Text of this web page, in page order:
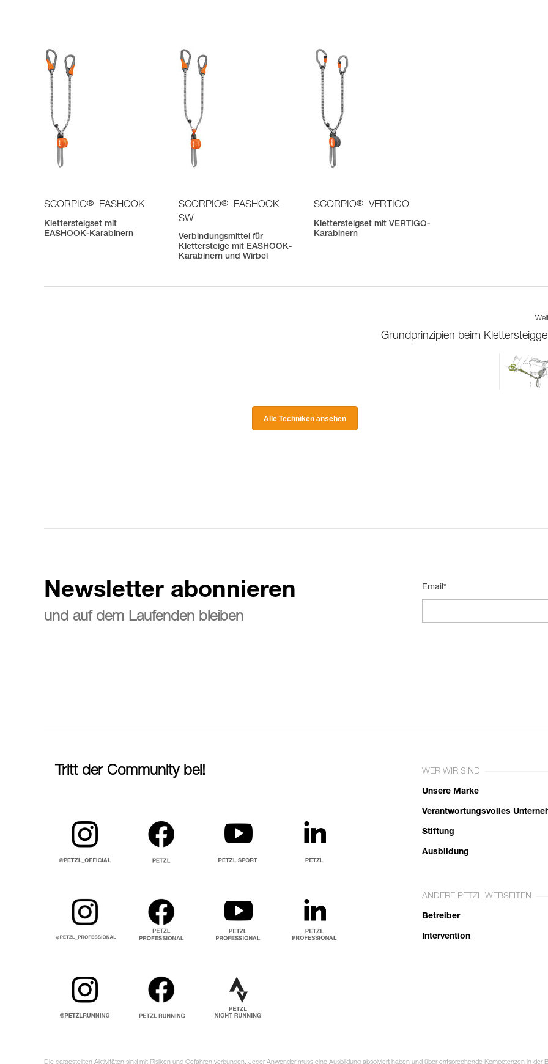
SCORPIO® EASHOOK
Klettersteigset mit
EASHOOK-Karabinern
SCORPIO®
EASHOOK
SW
Verbindungsmittel für
Klettersteige mit EASHOOK-
Karabinern und Wirbel
SCORPIO® VERTIGO
Klettersteigset mit VERTIGO-
Karabinern
Grundprinzipien beim
Alle Techniken ansehen
Newsletter abonnieren
und auf dem Laufenden bleiben
Email*
Tritt der Community bei! WER WIR SIND
Unsere Marke
Verantwortungsvolles
Stiftung
Ausbildung
ANDERE PETZL WEBSEITEN
Betreiber
Intervention
Die dargestellten Aktivitäten sind mit Risiken und Gefahren verbunden. Jeder Anwender muss eine Ausbildung absolviert haben und über entsprechende Kompetenzen in der